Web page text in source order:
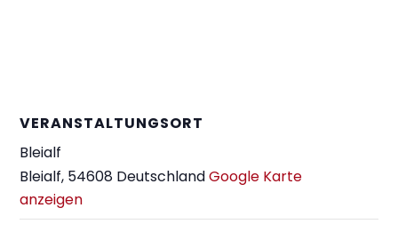
VERANSTALTUNGSORT
Bleialf
Bleialf, 54608 DeutschlandGoogle Karte
anzeigen